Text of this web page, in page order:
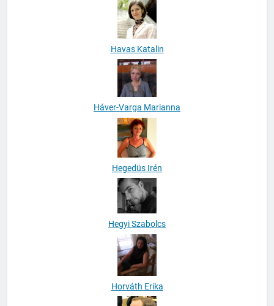
Havas Katalin
Háver-Varga Marianna
Hegedüs Irén
Hegyi Szabolcs
Horváth Erika